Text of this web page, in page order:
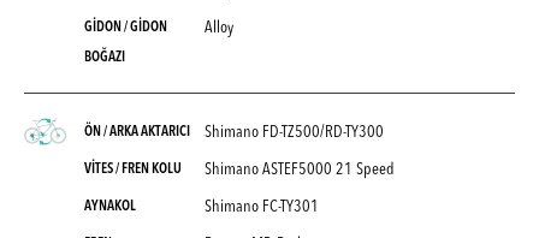
GİDON / GİDON
BOĞAZI
Alloy
ÖN / ARKA AKTARICI Shimano FD-TZ500/RD-TY300
VİTES / FREN KOLU Shimano ASTEF5000 21 Speed
AYNAKOL Shimano FC-TY301